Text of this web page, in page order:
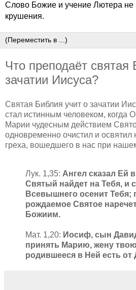
Слово Божие и учение Лютера не
крушения.
Что преподаёт святая
зачатии Иисуса?
Святая Библия учит о зачатии
стал истинным человеком, когда
Марии чудесным действием
одновременно очистил и освятил
греха, вошедшего в нас при
Лук. 1,35: Ангел сказал Ей
Святый найдет на Тебя, и
Всевышнего осенит Тебя;
рождаемое Святое
Божиим.
Мат. 1,20: Иосиф, сын
принять Марию, жену
родившееся в Ней есть от